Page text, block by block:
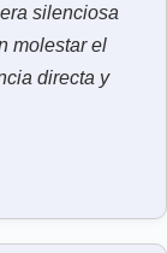
silenciosa
molestar el
directa y